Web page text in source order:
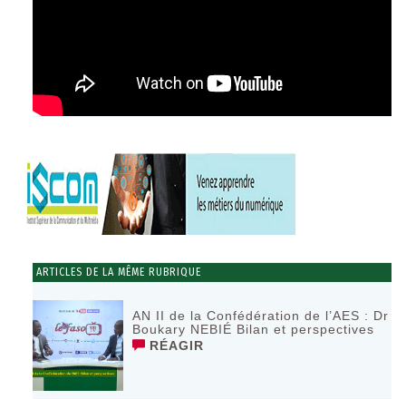
ARTICLES DE LA MÊME RUBRIQUE
AN II de la Confédération de l’AES : Dr
Boukary NEBIÉ Bilan et perspectives
RÉAGIR